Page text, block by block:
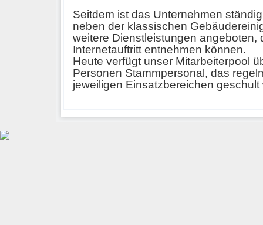
Seitdem ist das Unternehmen
neben der klassischen
weitere Dienstleistungen angeboten,
Internetauftritt entnehmen können.
Heute verfügt unser Mitarbeiterpool
Personen Stammpersonal, das
jeweiligen Einsatzbereichen geschult